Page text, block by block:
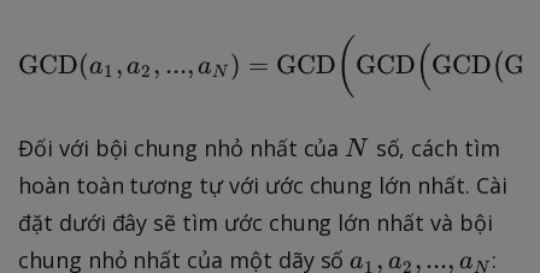
G
}
{
D
}
\text{GCD}(a_1,
GCD(a1 , a2 , ..., aN ) = GCD( GCD(GCD(
Đối với bội chung nhỏ nhất củaN
N số, cách tìm
hoàn toàn tương tự với ước chung lớn nhất. Cài
đặt dưới đây sẽ tìm ước chung lớn nhất và bội
chung nhỏ nhất của một dãy sốa
a1 , a2 ,..., a N :